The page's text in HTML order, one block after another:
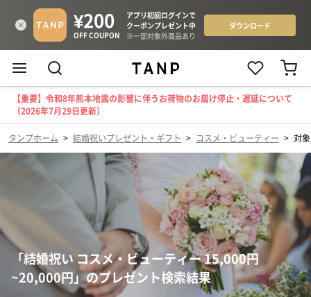
【重要】令和8年熊本地震の影響に伴うお荷物のお届け停止・遅延について
（2026年7月29日更新）
タンプホーム > 結婚祝いプレゼント・ギフト > コスメ・ビューティー > 対
「結婚祝い コスメ・ビューティー 15,000円
~20,000円」のプレゼント検索結果